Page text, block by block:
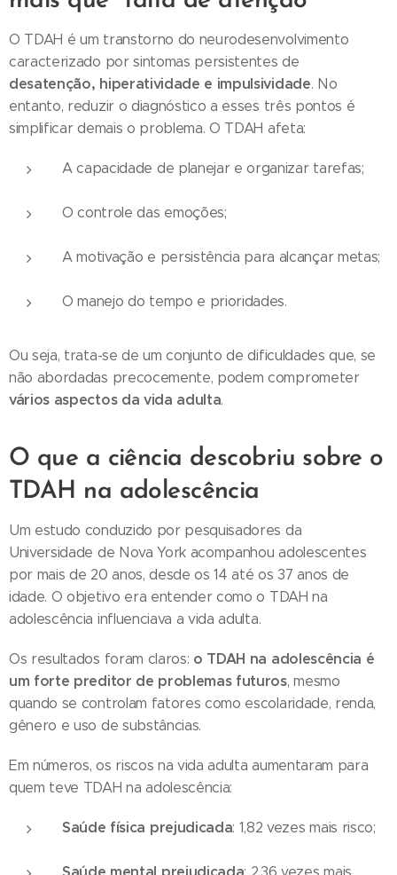
O TDAH é um transtorno do neurodesenvolvimento
caracterizado por sintomas persistentes de
desatenção, hiperatividade e impulsividade. No
entanto, reduzir o diagnóstico a esses três pontos é
simplificar demais o problema. O TDAH afeta:
A capacidade de planejar e organizar tarefas;
O controle das emoções;
A motivação e persistência para alcançar metas;
O manejo do tempo e prioridades.
Ou seja, trata-se de um conjunto de dificuldades que, se
não abordadas precocemente, podem comprometer
vários aspectos da vida adulta.
O que a ciência descobriu sobre o
TDAH na adolescência
Um estudo conduzido por pesquisadores da
Universidade de Nova York acompanhou adolescentes
por mais de 20 anos, desde os 14 até os 37 anos de
idade. O objetivo era entender como o TDAH na
adolescência influenciava a vida adulta.
Os resultados foram claros: o TDAH na adolescência é
um forte preditor de problemas futuros, mesmo
quando se controlam fatores como escolaridade, renda,
gênero e uso de substâncias.
Em números, os riscos na vida adulta aumentaram para
quem teve TDAH na adolescência:
Saúde física prejudicada: 1,82 vezes mais risco;